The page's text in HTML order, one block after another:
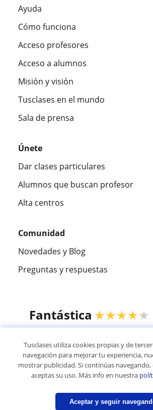
Ayuda
Cómo funciona
Acceso profesores
Acceso a alumnos
Misión y visión
Tusclases en el mundo
Sala de prensa
Únete
Dar clases particulares
Alumnos que buscan profesor
Alta centros
Comunidad
Novedades y Blog
Preguntas y respuestas
Fantástica ★★★★★
© 2007 - 2026
Mapa web:Profesores
Tusclases utiliza cookies propias y de
navegación para mejorar tu experiencia,
mostrar publicidad. Si continúas
aceptas su uso. Más info en nuestra
Aceptar y seguir